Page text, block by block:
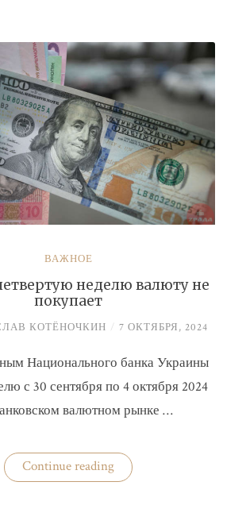
федерации
Смирнов
Евгений
Алексеевич»
ВАЖНОЕ
неделю валюту не
покупает
КОТЁНОЧКИН / 7 ОКТЯБРЯ, 2024
Национального банка Украины
с 30 сентября по 4 октября 2024
валютном рынке …
Continue reading«Нацбанк
четвертую